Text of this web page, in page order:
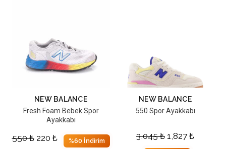
NEW BALANCE
Fresh Foam Bebek Spor
Ayakkabı
550₺ 220 ₺ %60 İndirim
NEW BALANCE
550 Spor Ayakkabı
3,045₺ 1,827₺